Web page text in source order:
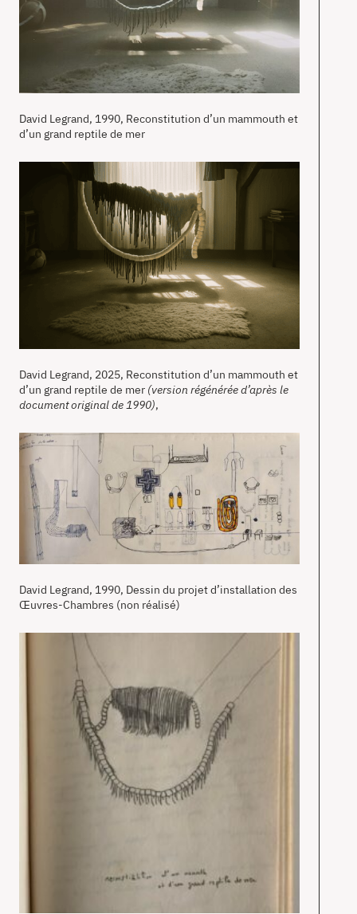
David Legrand, 1990, Reconstitution d’un mammouth et
d’un grand reptile de mer
David Legrand, 2025, Reconstitution d’un mammouth et
d’un grand reptile de mer (version régénérée d’après le
document original de 1990),
David Legrand, 1990, Dessin du projet d’installation des
Œuvres-Chambres (non réalisé)